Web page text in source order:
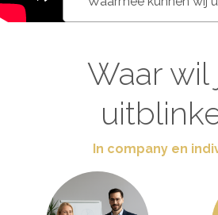
Waar wil
In company en